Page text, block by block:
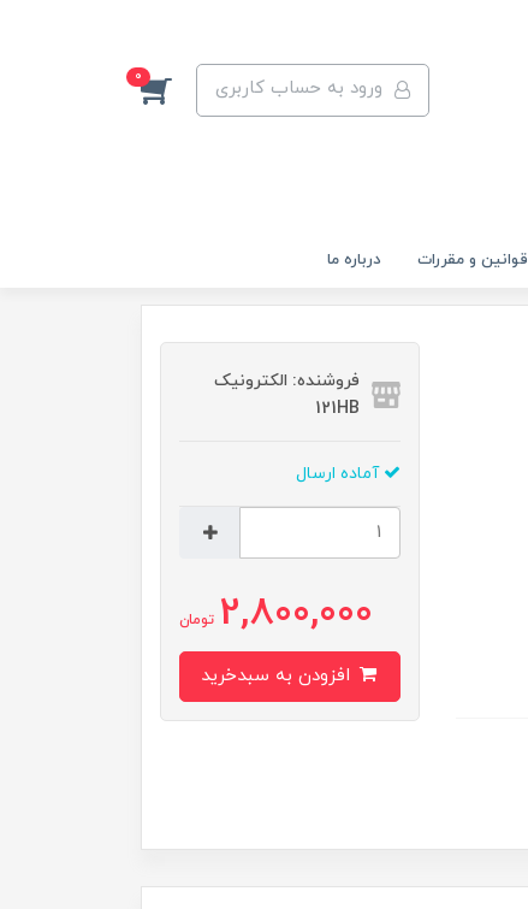
ورود به حساب کاربری 0
قوانين و مقررات درباره ما
فروشنده: الکترونیک
121HB
آماده ارسال
2,800,000 تومان